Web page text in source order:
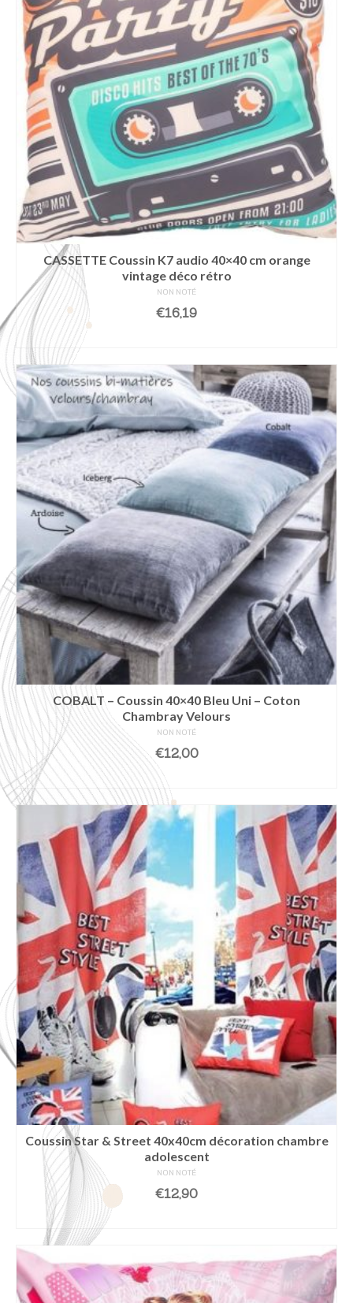
CASSETTE Coussin K7 audio 40×40 cm orange
vintage déco rétro
NON NOTÉ
€16,19
COBALT – Coussin 40×40 Bleu Uni – Coton
Chambray Velours
NON NOTÉ
€12,00
AJOUTER AU PANIER
Coussin Star & Street 40x40cm décoration chambre
adolescent
NON NOTÉ
€12,90
AJOUTER AU PANIER